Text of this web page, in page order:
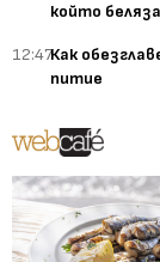
който
12:47Как
питие